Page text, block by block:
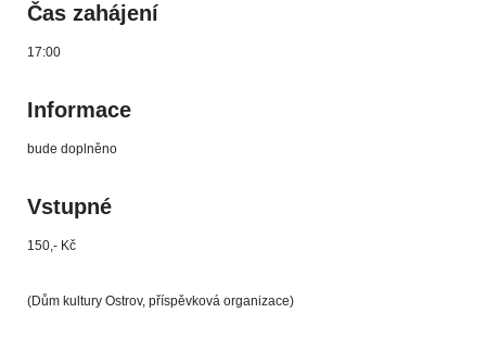
Čas zahájení
17:00
Informace
bude doplněno
Vstupné
150,- Kč
(Dům kultury Ostrov, příspěvková organizace)